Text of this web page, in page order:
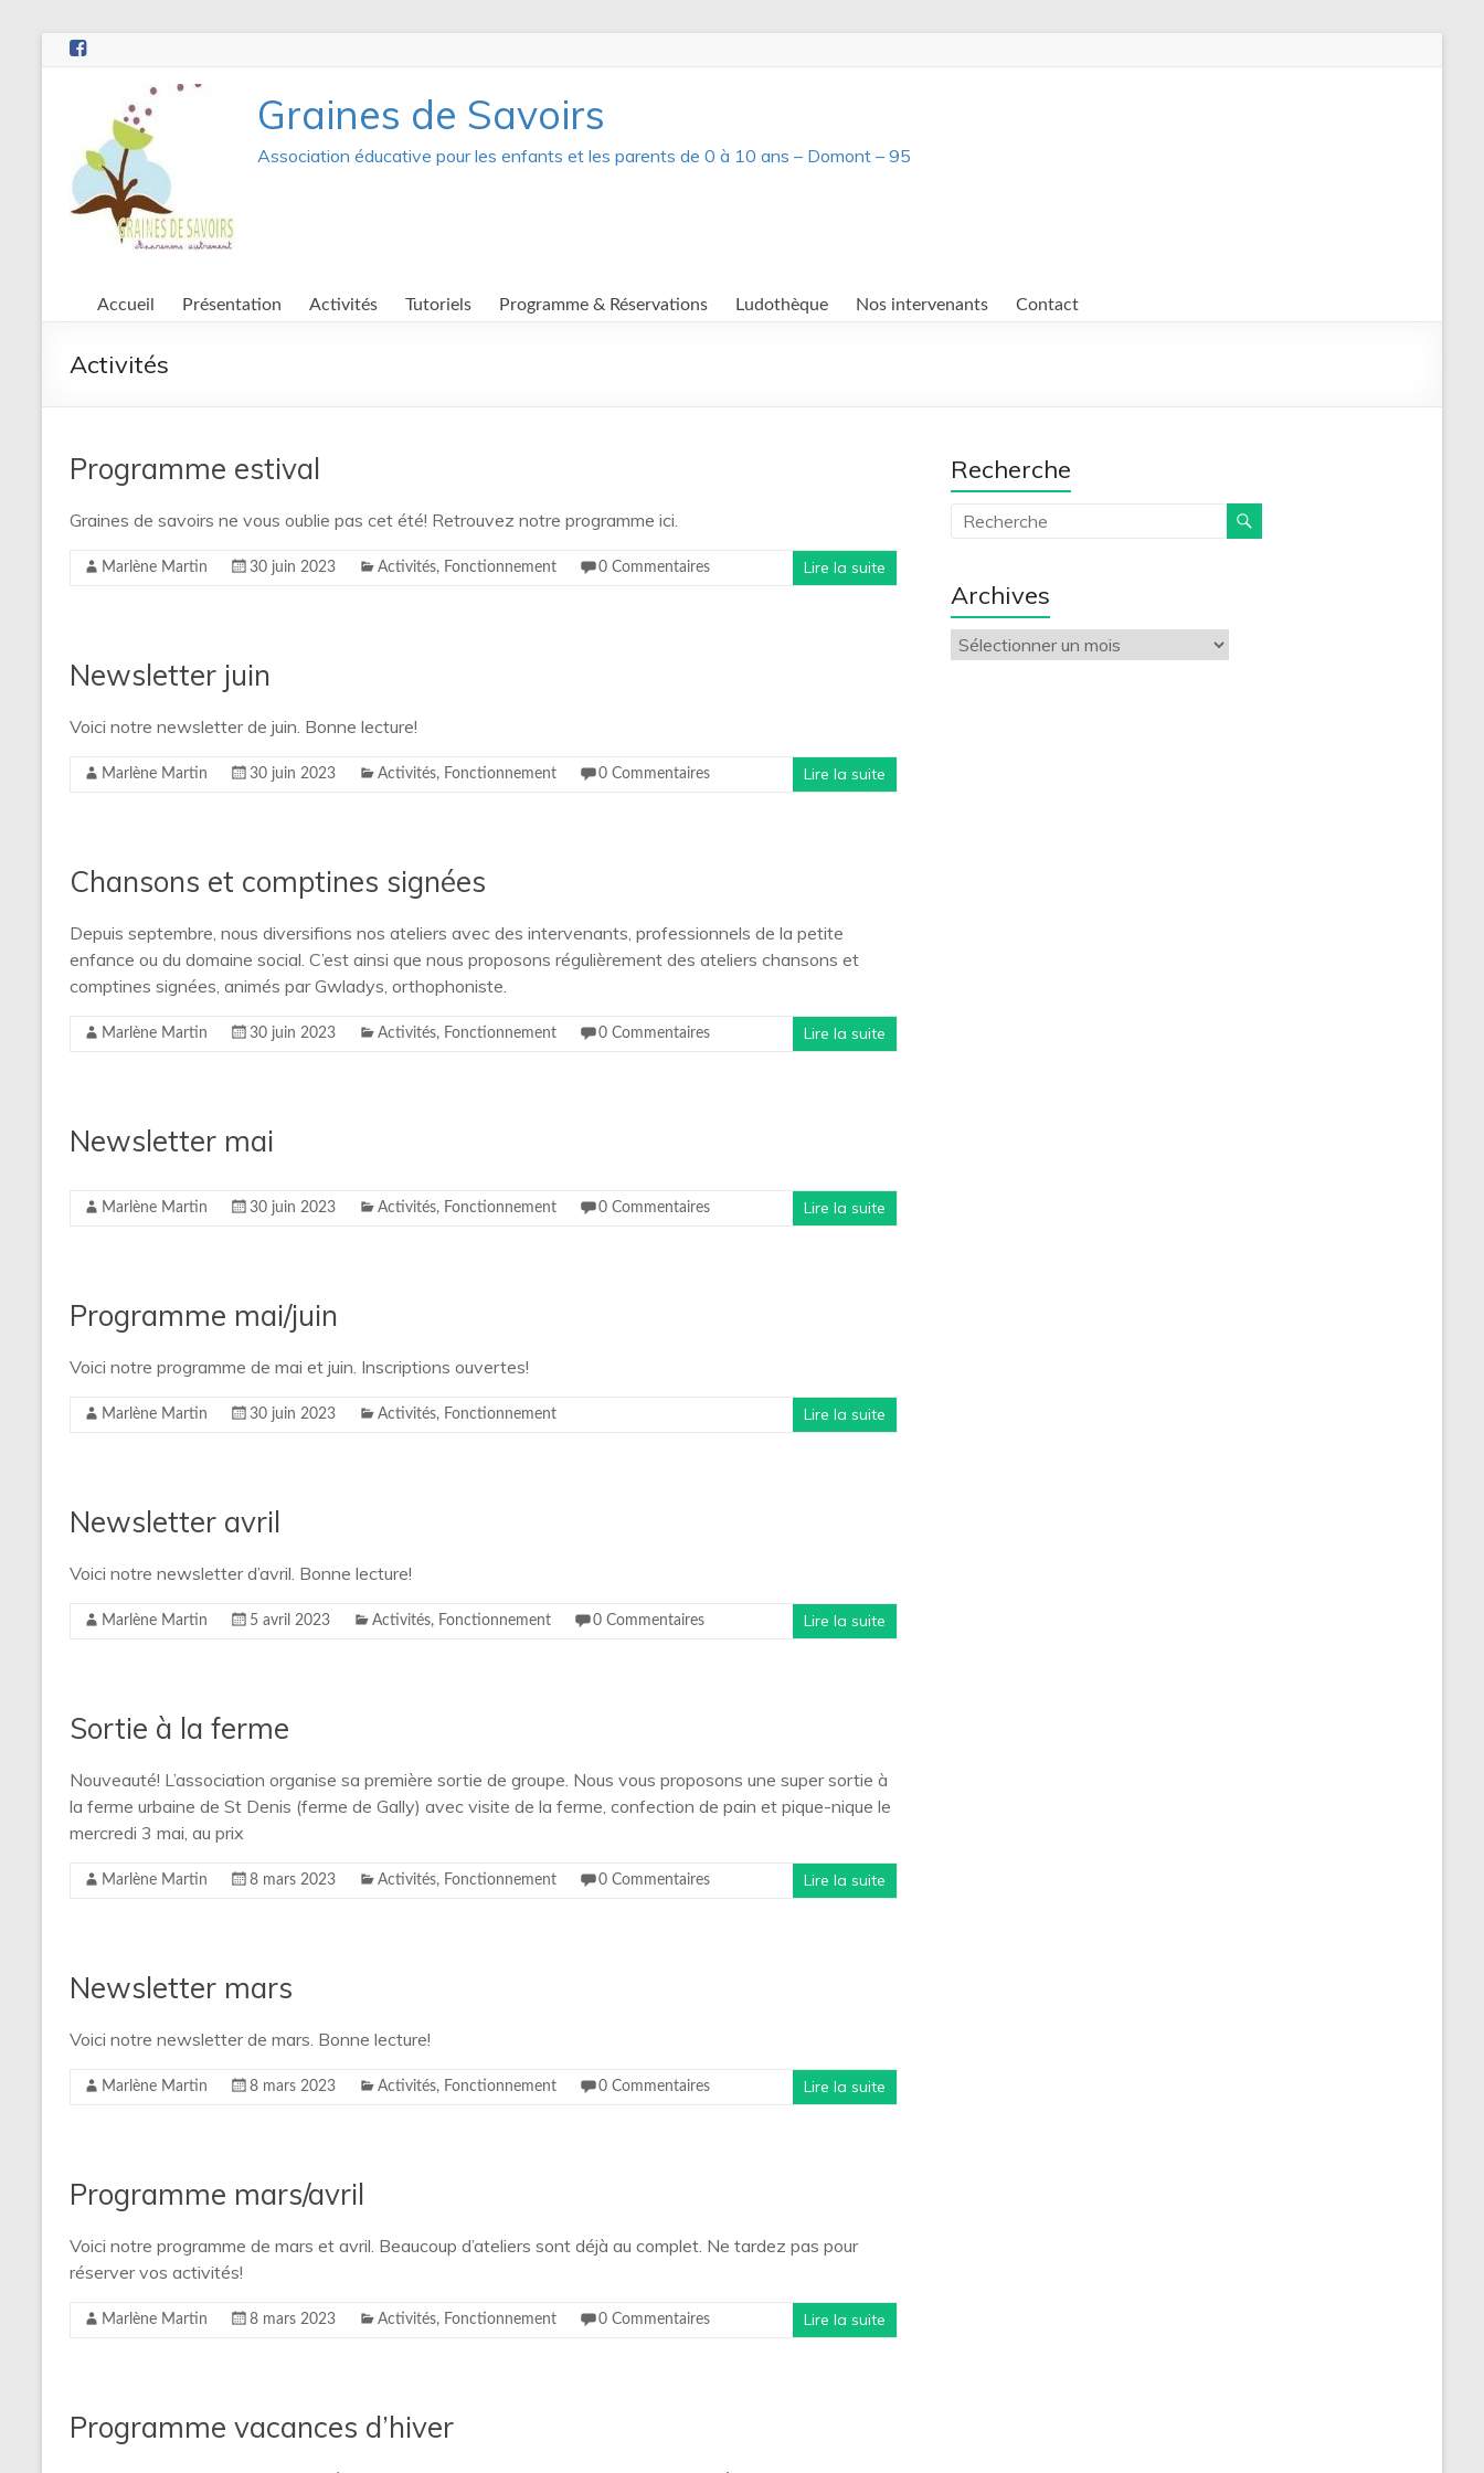
Aller
Graines de Savoirs
Association éducative pour les enfants et les parents de 0 à 10 ans – Domont – 95
Accueil Présentation Activités Tutoriels Programme & Réservations Ludothèque Nos intervenants Contact
Activités
Programme estival
Graines de savoirs ne vous oublie pas cet été! Retrouvez notre programme ici.
Marlène Martin 30 juin 2023 Activités, Fonctionnement 0 Commentaires Lire la suite
Newsletter juin
Voici notre newsletter de juin. Bonne lecture!
Marlène Martin 30 juin 2023 Activités, Fonctionnement 0 Commentaires Lire la suite
Chansons et comptines signées
Depuis septembre, nous diversifions nos ateliers avec des intervenants, professionnels de la petite
enfance ou du domaine social. C’est ainsi que nous proposons régulièrement des ateliers chansons et
comptines signées, animés par Gwladys, orthophoniste.
Marlène Martin 30 juin 2023 Activités, Fonctionnement 0 Commentaires Lire la suite
Newsletter mai
Marlène Martin 30 juin 2023 Activités, Fonctionnement 0 Commentaires Lire la suite
Programme mai/juin
Voici notre programme de mai et juin. Inscriptions ouvertes!
Marlène Martin 30 juin 2023 Activités, Fonctionnement Lire la suite
Newsletter avril
Voici notre newsletter d’avril. Bonne lecture!
Marlène Martin 5 avril 2023 Activités, Fonctionnement 0 Commentaires Lire la suite
Sortie à la ferme
Nouveauté! L’association organise sa première sortie de groupe. Nous vous proposons une super sortie à
la ferme urbaine de St Denis (ferme de Gally) avec visite de la ferme, confection de pain et pique-nique le
mercredi 3 mai, au prix
Marlène Martin 8 mars 2023 Activités, Fonctionnement 0 Commentaires Lire la suite
Newsletter mars
Voici notre newsletter de mars. Bonne lecture!
Marlène Martin 8 mars 2023 Activités, Fonctionnement 0 Commentaires Lire la suite
Programme mars/avril
Voici notre programme de mars et avril. Beaucoup d’ateliers sont déjà au complet. Ne tardez pas pour
réserver vos activités!
Marlène Martin 8 mars 2023 Activités, Fonctionnement 0 Commentaires Lire la suite
Programme vacances d’hiver
Recherche
Archives
Archives